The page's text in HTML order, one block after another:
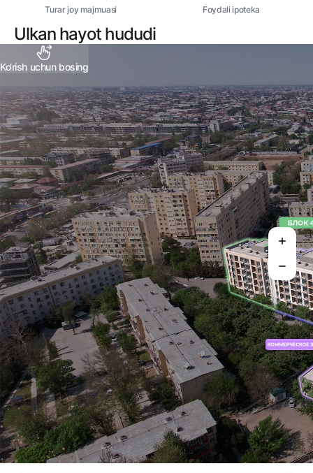
Turar joy majmuasi Foydali ipoteka
Ulkan hayot hududi
Ko‘rish uchun bosing